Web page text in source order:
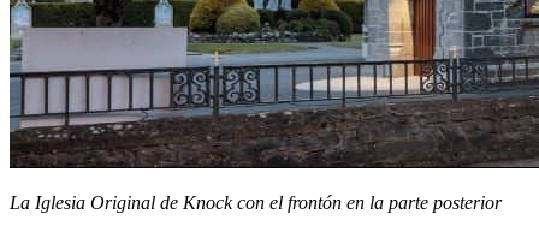
La Iglesia Original de Knock con el frontón en la parte posterior